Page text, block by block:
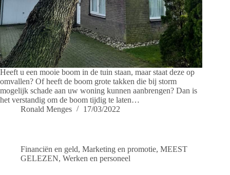
Heeft u een mooie boom in de tuin staan, maar staat deze op
omvallen? Of heeft de boom grote takken die bij storm
mogelijk schade aan uw woning kunnen aanbrengen? Dan is
het verstandig om de boom tijdig te laten…
Ronald Menges
17/03/2022
Financiën en geld, Marketing en promotie, MEEST
GELEZEN, Werken en personeel